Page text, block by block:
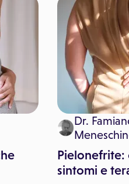
Dr.
Pielonefrite:
sintomi e